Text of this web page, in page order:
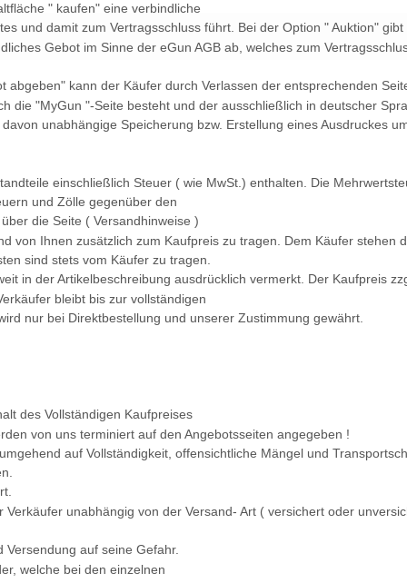
" kaufen" eine verbindliche
und damit zum Vertragsschluss führt. Bei der Option " Auktion"
Gebot im Sinne der eGun AGB ab, welches zum
abgeben" kann der Käufer durch Verlassen der entsprechenden
die "MyGun "-Seite besteht und der ausschließlich in deutscher
unabhängige Speicherung bzw. Erstellung eines Ausdruckes
einschließlich Steuer ( wie MwSt.) enthalten. Die
und Zölle gegenüber den
die Seite ( Versandhinweise )
von Ihnen zusätzlich zum Kaufpreis zu tragen. Dem Käufer stehen
sind stets vom Käufer zu tragen.
in der Artikelbeschreibung ausdrücklich vermerkt. Der Kaufpreis
bleibt bis zur vollständigen
nur bei Direktbestellung und unserer Zustimmung gewährt.
des Vollständigen Kaufpreises
von uns terminiert auf den Angebotsseiten angegeben !
auf Vollständigkeit, offensichtliche Mängel und
unabhängig von der Versand- Art ( versichert oder
auf seine Gefahr.
welche bei den einzelnen